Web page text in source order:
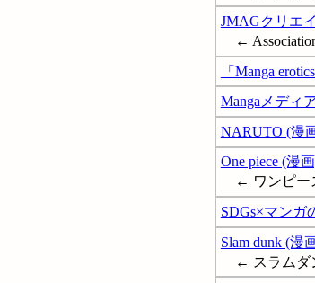
JMAGクリエ
←
「Manga
Mangaメディ
NARUTO (漫
One piece (漫
← ワンピー
SDGs×マンガ
Slam dunk (漫
← スラムダ